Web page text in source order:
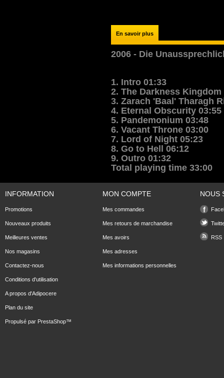
En savoir plus
2006 - Die
1. Intro 01:33
2. The Darkness Kingdom
3. Zarach 'Baal' Tharagh
4. Eternal Obscurity 03:55
5. Pandemonium 03:48
6. Vacant Throne 03:00
7. Lord of Night 05:23
8. Go to Hell 06:12
9. Outro 01:32
Total playing time 33:00
INFORMATION
Promotions
Nouveaux produits
Meilleures ventes
Nos magasins
Contactez-nous
Conditions d'utilisation
A propos d'Adipocere
Plan du site
Propulsé par PrestaShop™
MON COMPTE
Mes commandes
Mes retours de marchandise
Mes avoirs
Mes adresses
Mes informations personnelles
NOUS
RSS